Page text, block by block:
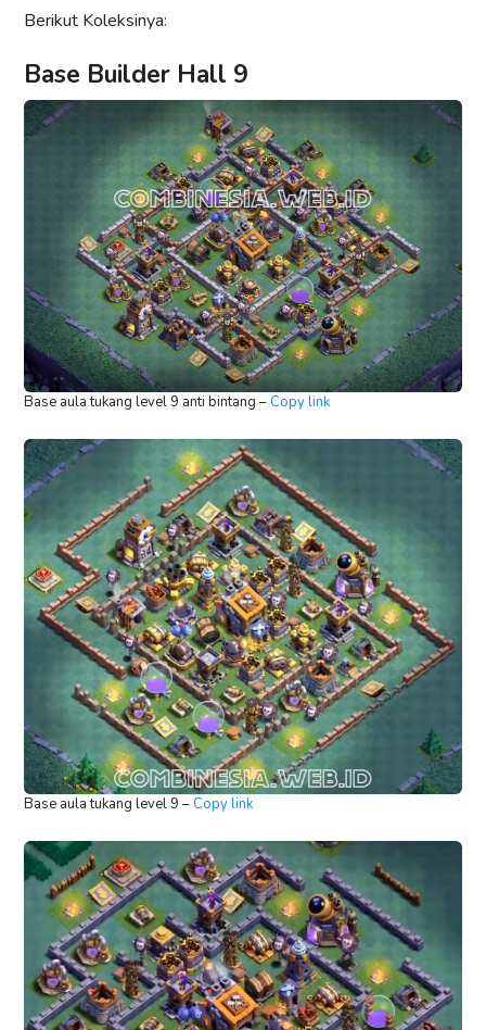
Berikut Koleksinya:
Base Builder Hall 9
Base aula tukang level 9 anti bintang – Copy link
Base aula tukang level 9 – Copy link